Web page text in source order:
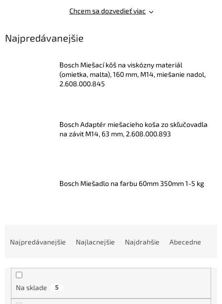
Chcem sa dozvedieť viac
Najpredávanejšie
Bosch Miešací kôš na viskózny materiál
(omietka, malta), 160 mm, M14, miešanie nadol,
2.608.000.845
Bosch Adaptér miešacieho koša zo skľučovadla
na závit M14, 63 mm, 2.608.000.893
Bosch Miešadlo na farbu 60mm 350mm 1-5 kg
Najpredávanejšie Najlacnejšie Najdrahšie Abecedne
Na sklade 5